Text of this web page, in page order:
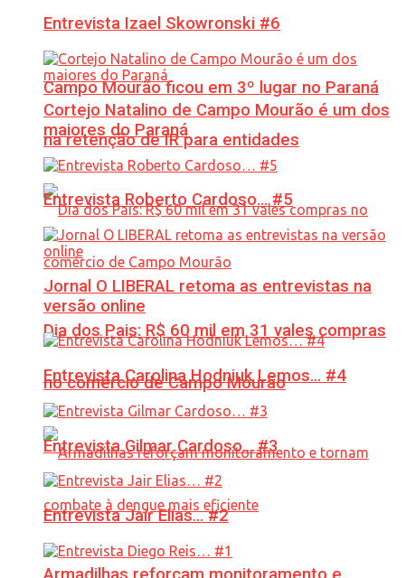
Campo Mourão ficou em 3º lugar no Paraná
na retenção de IR para entidades
Dia dos Pais: R$ 60 mil em 31 vales compras
no comércio de Campo Mourão
Entrevista Izael Skowronski #6
Cortejo Natalino de Campo Mourão é um dos
maiores do Paraná
Entrevista Roberto Cardoso… #5
Jornal O LIBERAL retoma as entrevistas na
versão online
Entrevista Carolina Hodniuk Lemos… #4
Entrevista Gilmar Cardoso… #3
Entrevista Jair Elias… #2